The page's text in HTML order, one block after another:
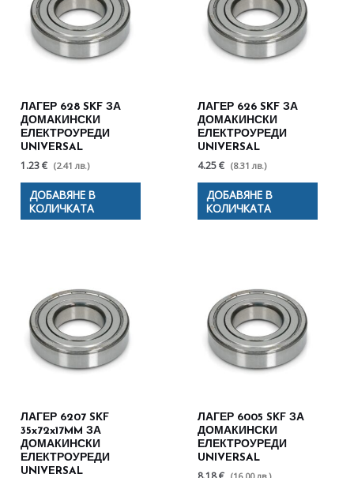
ЛАГЕР 628 SKF ЗА
ДОМАКИНСКИ
ЕЛЕКТРОУРЕДИ
UNIVERSAL
1.23 € (2.41 лв.)
ДОБАВЯНЕ В
КОЛИЧКАТА
ЛАГЕР 626 SKF ЗА
ДОМАКИНСКИ
ЕЛЕКТРОУРЕДИ
UNIVERSAL
4.25 € (8.31 лв.)
ДОБАВЯНЕ В
КОЛИЧКАТА
ЛАГЕР 6207 SKF
35x72x17MM ЗА
ДОМАКИНСКИ
ЕЛЕКТРОУРЕДИ
UNIVERSAL
ЛАГЕР 6005 SKF ЗА
ДОМАКИНСКИ
ЕЛЕКТРОУРЕДИ
UNIVERSAL